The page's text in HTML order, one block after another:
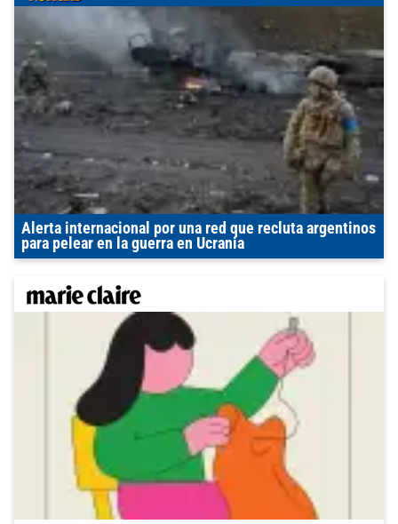
Alerta internacional por una red que recluta argentinos
para pelear en la guerra en Ucrania